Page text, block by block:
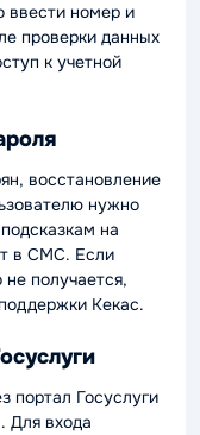
ввести номер и
проверки данных
к учетной
восстановление
нужно
на
в СМС. Если
получается,
Кекас.
портал Госуслуги
Для входа